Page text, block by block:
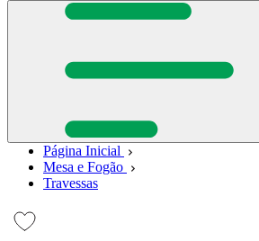
Página Inicial
Mesa e Fogão
Travessas